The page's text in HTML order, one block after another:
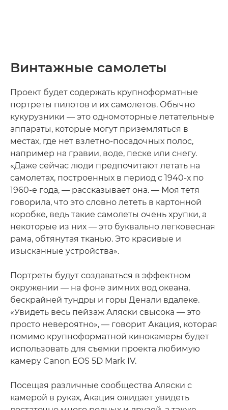
Винтажные самолеты
Проект будет содержать крупноформатные
портреты пилотов и их самолетов. Обычно
кукурузники — это одномоторные летательные
аппараты, которые могут приземляться в
местах, где нет взлетно-посадочных полос,
например на гравии, воде, песке или снегу.
«Даже сейчас люди предпочитают летать на
самолетах, построенных в период с 1940-х по
1960-е года, — рассказывает она. — Моя тетя
говорила, что это словно лететь в картонной
коробке, ведь такие самолеты очень хрупки, а
некоторые из них — это буквально легковесная
рама, обтянутая тканью. Это красивые и
изысканные устройства».
Портреты будут создаваться в эффектном
окружении — на фоне зимних вод океана,
бескрайней тундры и горы Денали вдалеке.
«Увидеть весь пейзаж Аляски свысока — это
просто невероятно», — говорит Акация, которая
помимо крупноформатной кинокамеры будет
использовать для съемки проекта любимую
камеру Canon EOS 5D Mark IV.
Посещая различные сообщества Аляски с
камерой в руках, Акация ожидает увидеть